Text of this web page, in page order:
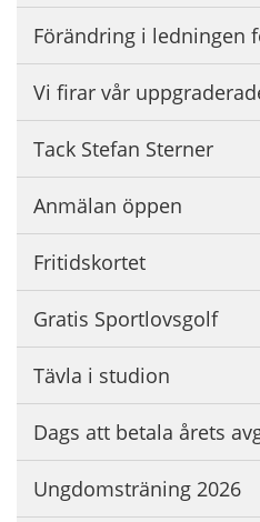
Förändring i ledningen
Vi firar vår
Tack Stefan Sterner
Anmälan öppen
Fritidskortet
Gratis Sportlovsgolf
Tävla i studion
Dags att betala årets
Ungdomsträning 2026